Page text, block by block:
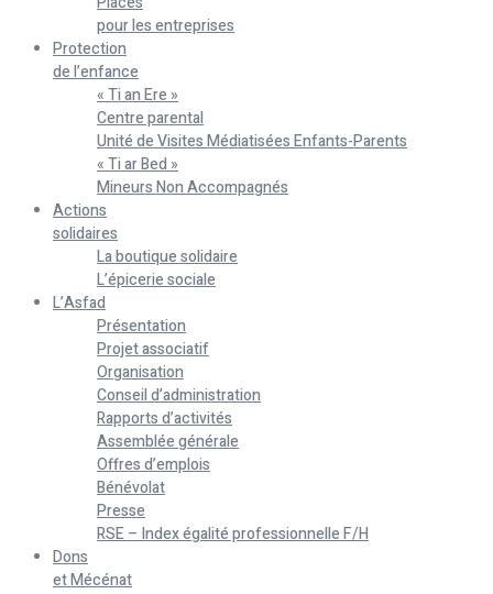
pour les entreprises
Protection
de l’enfance
« Ti an Ere »
Centre parental
Unité de Visites Médiatisées Enfants-Parents
« Ti ar Bed »
Mineurs Non Accompagnés
Actions
solidaires
La boutique solidaire
L’épicerie sociale
L’Asfad
Présentation
Projet associatif
Organisation
Conseil d’administration
Rapports d’activités
Assemblée générale
Offres d’emplois
Bénévolat
Presse
RSE – Index égalité professionnelle F/H
Dons
et Mécénat